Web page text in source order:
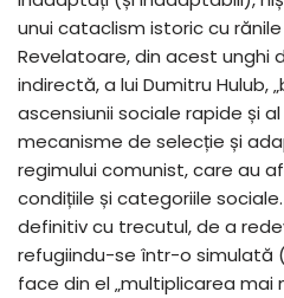
unui cataclism istoric cu
Revelatoare, din acest unghi
indirectă, a lui Dumitru Hulub,
ascensiunii sociale rapide și
mecanisme de selecție și
regimului comunist, care au
condițiile și categoriile
definitiv cu trecutul, de a
refugiindu-se într-o simulată
face din el „multiplicarea mai